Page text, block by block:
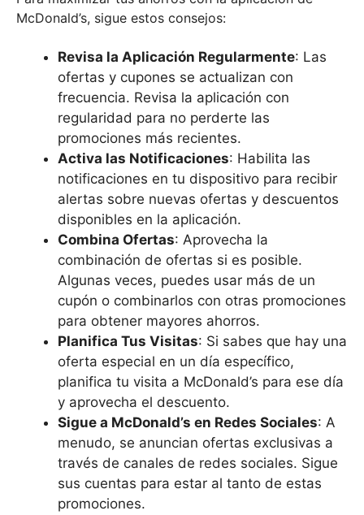
McDonald’s, sigue estos consejos:
Revisa la Aplicación Regularmente: Las
ofertas y cupones se actualizan con
frecuencia. Revisa la aplicación con
regularidad para no perderte las
promociones más recientes.
Activa las Notificaciones: Habilita las
notificaciones en tu dispositivo para recibir
alertas sobre nuevas ofertas y descuentos
disponibles en la aplicación.
Combina Ofertas: Aprovecha la
combinación de ofertas si es posible.
Algunas veces, puedes usar más de un
cupón o combinarlos con otras promociones
para obtener mayores ahorros.
Planifica Tus Visitas: Si sabes que hay una
oferta especial en un día específico,
planifica tu visita a McDonald’s para ese día
y aprovecha el descuento.
Sigue a McDonald’s en Redes Sociales: A
menudo, se anuncian ofertas exclusivas a
través de canales de redes sociales. Sigue
sus cuentas para estar al tanto de estas
promociones.